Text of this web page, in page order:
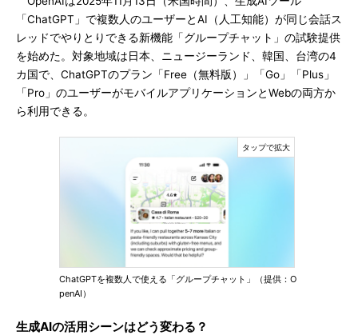
「ChatGPT」で複数人のユーザーとAI（人工知能）が同じ会話ス
レッドでやりとりできる新機能「グループチャット」の試験提供
を始めた。対象地域は日本、ニュージーランド、韓国、台湾の4
カ国で、ChatGPTのプラン「Free（無料版）」「Go」「Plus」
「Pro」のユーザーがモバイルアプリケーションとWebの両方か
ら利用できる。
ChatGPTを複数人で使える「グループチャット」（提供：O
penAI）
生成AIの活用シーンはどう変わる？